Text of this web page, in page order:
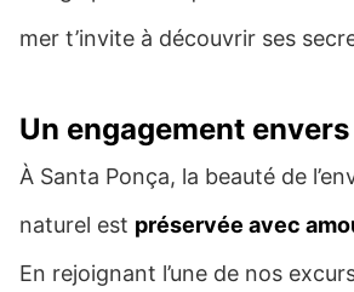
mer t’invite à découvrir ses
Un engagement
À Santa Ponça, la beauté de
naturel est préservée avec
En rejoignant l’une de nos